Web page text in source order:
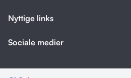
Nyttige links
Sociale medier